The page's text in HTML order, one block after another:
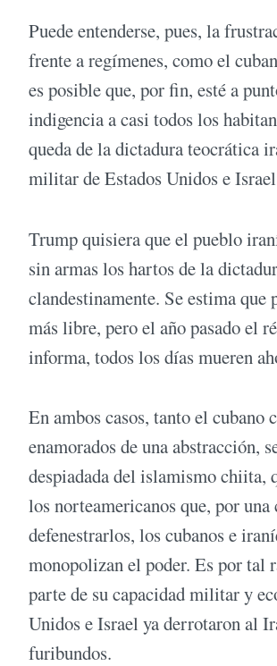
Puede entenderse, pues, la
frente a regímenes, como el
es posible que, por fin, esté a
indigencia a casi todos los
queda de la dictadura teocrática
militar de Estados Unidos e
Trump quisiera que el pueblo
sin armas los hartos de la
clandestinamente. Se estima
más libre, pero el año pasado el
informa, todos los días mueren
En ambos casos, tanto el cubano
enamorados de una abstracción,
despiadada del islamismo chiita,
los norteamericanos que, por una
defenestrarlos, los cubanos e
monopolizan el poder. Es por tal
parte de su capacidad militar y
Unidos e Israel ya derrotaron al
furibundos.